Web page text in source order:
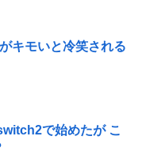
キモいと冷笑される
で始めたが こ